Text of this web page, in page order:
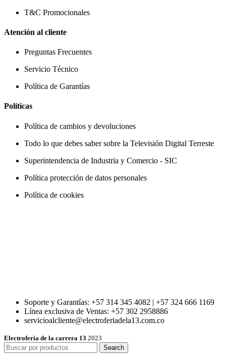
T&C Promocionales
Atención al cliente
Preguntas Frecuentes
Servicio Técnico
Política de Garantías
Políticas
Política de cambios y devoluciones
Todo lo que debes saber sobre la Televisión Digital Terreste
Superintendencia de Industria y Comercio - SIC
Política protección de datos personales
Política de cookies
Soporte y Garantías: +57 314 345 4082 | +57 324 666 1169
Línea exclusiva de Ventas: +57 302 2958886
servicioalcliente@electroferiadela13.com.co
Electroferia de la carrera 13 2023
Search